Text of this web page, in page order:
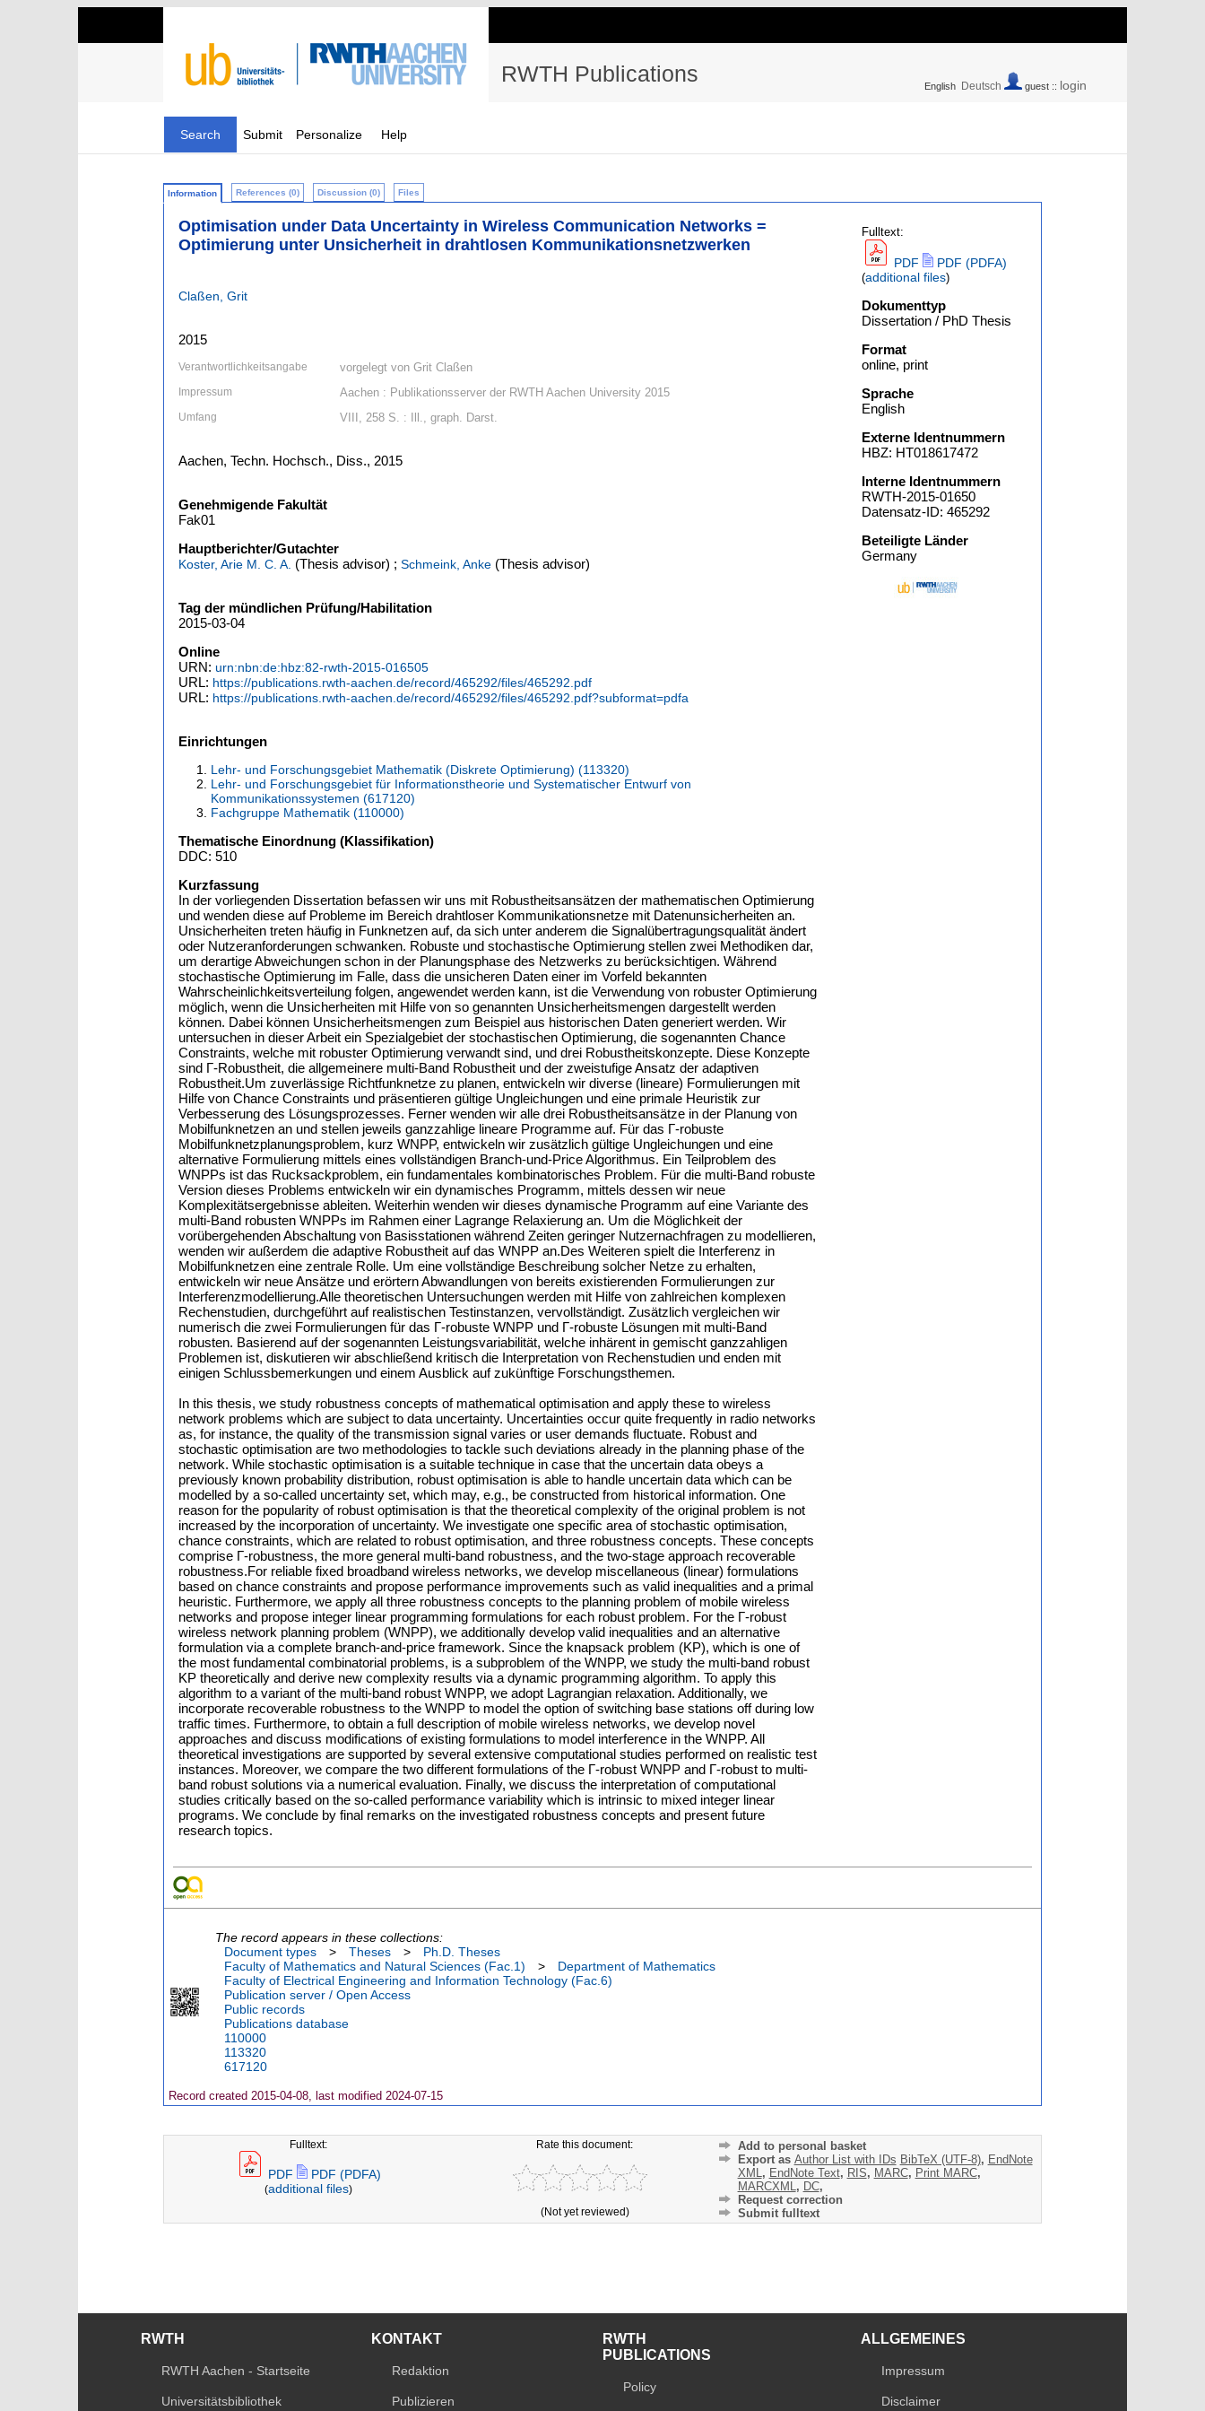
RWTH Publications English Deutsch guest :: login
Search Submit Personalize Help
Information References (0) Discussion (0) Files
Optimisation under Data Uncertainty in Wireless Communication Networks =
Optimierung unter Unsicherheit in drahtlosen Kommunikationsnetzwerken
Claßen, Grit
2015
Verantwortlichkeitsangabe vorgelegt von Grit Claßen
Impressum Aachen : Publikationsserver der RWTH Aachen University 2015
Umfang VIII, 258 S. : Ill., graph. Darst.
Aachen, Techn. Hochsch., Diss., 2015
Genehmigende Fakultät
Fak01
Hauptberichter/Gutachter
Koster, Arie M. C. A. (Thesis advisor) ; Schmeink, Anke (Thesis advisor)
Tag der mündlichen Prüfung/Habilitation
2015-03-04
Online
URN: urn:nbn:de:hbz:82-rwth-2015-016505
URL: https://publications.rwth-aachen.de/record/465292/files/465292.pdf
URL: https://publications.rwth-aachen.de/record/465292/files/465292.pdf?subformat=pdfa
Einrichtungen
Lehr- und Forschungsgebiet Mathematik (Diskrete Optimierung) (113320)
Lehr- und Forschungsgebiet für Informationstheorie und Systematischer Entwurf von
Kommunikationssystemen (617120)
Fachgruppe Mathematik (110000)
Thematische Einordnung (Klassifikation)
DDC: 510
Kurzfassung
In der vorliegenden Dissertation befassen wir uns mit Robustheitsansätzen der mathematischen Optimierung
und wenden diese auf Probleme im Bereich drahtloser Kommunikationsnetze mit Datenunsicherheiten an.
Unsicherheiten treten häufig in Funknetzen auf, da sich unter anderem die Signalübertragungsqualität ändert
oder Nutzeranforderungen schwanken. Robuste und stochastische Optimierung stellen zwei Methodiken dar,
um derartige Abweichungen schon in der Planungsphase des Netzwerks zu berücksichtigen. Während
stochastische Optimierung im Falle, dass die unsicheren Daten einer im Vorfeld bekannten
Wahrscheinlichkeitsverteilung folgen, angewendet werden kann, ist die Verwendung von robuster Optimierung
möglich, wenn die Unsicherheiten mit Hilfe von so genannten Unsicherheitsmengen dargestellt werden
können. Dabei können Unsicherheitsmengen zum Beispiel aus historischen Daten generiert werden. Wir
untersuchen in dieser Arbeit ein Spezialgebiet der stochastischen Optimierung, die sogenannten Chance
Constraints, welche mit robuster Optimierung verwandt sind, und drei Robustheitskonzepte. Diese Konzepte
sind Γ-Robustheit, die allgemeinere multi-Band Robustheit und der zweistufige Ansatz der adaptiven
Robustheit.Um zuverlässige Richtfunknetze zu planen, entwickeln wir diverse (lineare) Formulierungen mit
Hilfe von Chance Constraints und präsentieren gültige Ungleichungen und eine primale Heuristik zur
Verbesserung des Lösungsprozesses. Ferner wenden wir alle drei Robustheitsansätze in der Planung von
Mobilfunknetzen an und stellen jeweils ganzzahlige lineare Programme auf. Für das Γ-robuste
Mobilfunknetzplanungsproblem, kurz WNPP, entwickeln wir zusätzlich gültige Ungleichungen und eine
alternative Formulierung mittels eines vollständigen Branch-und-Price Algorithmus. Ein Teilproblem des
WNPPs ist das Rucksackproblem, ein fundamentales kombinatorisches Problem. Für die multi-Band robuste
Version dieses Problems entwickeln wir ein dynamisches Programm, mittels dessen wir neue
Komplexitätsergebnisse ableiten. Weiterhin wenden wir dieses dynamische Programm auf eine Variante des
multi-Band robusten WNPPs im Rahmen einer Lagrange Relaxierung an. Um die Möglichkeit der
vorübergehenden Abschaltung von Basisstationen während Zeiten geringer Nutzernachfragen zu modellieren,
wenden wir außerdem die adaptive Robustheit auf das WNPP an.Des Weiteren spielt die Interferenz in
Mobilfunknetzen eine zentrale Rolle. Um eine vollständige Beschreibung solcher Netze zu erhalten,
entwickeln wir neue Ansätze und erörtern Abwandlungen von bereits existierenden Formulierungen zur
Interferenzmodellierung.Alle theoretischen Untersuchungen werden mit Hilfe von zahlreichen komplexen
Rechenstudien, durchgeführt auf realistischen Testinstanzen, vervollständigt. Zusätzlich vergleichen wir
numerisch die zwei Formulierungen für das Γ-robuste WNPP und Γ-robuste Lösungen mit multi-Band
robusten. Basierend auf der sogenannten Leistungsvariabilität, welche inhärent in gemischt ganzzahligen
Problemen ist, diskutieren wir abschließend kritisch die Interpretation von Rechenstudien und enden mit
einigen Schlussbemerkungen und einem Ausblick auf zukünftige Forschungsthemen.
In this thesis, we study robustness concepts of mathematical optimisation and apply these to wireless
network problems which are subject to data uncertainty. Uncertainties occur quite frequently in radio networks
as, for instance, the quality of the transmission signal varies or user demands fluctuate. Robust and
stochastic optimisation are two methodologies to tackle such deviations already in the planning phase of the
network. While stochastic optimisation is a suitable technique in case that the uncertain data obeys a
previously known probability distribution, robust optimisation is able to handle uncertain data which can be
modelled by a so-called uncertainty set, which may, e.g., be constructed from historical information. One
reason for the popularity of robust optimisation is that the theoretical complexity of the original problem is not
increased by the incorporation of uncertainty. We investigate one specific area of stochastic optimisation,
chance constraints, which are related to robust optimisation, and three robustness concepts. These concepts
comprise Γ-robustness, the more general multi-band robustness, and the two-stage approach recoverable
robustness.For reliable fixed broadband wireless networks, we develop miscellaneous (linear) formulations
based on chance constraints and propose performance improvements such as valid inequalities and a primal
heuristic. Furthermore, we apply all three robustness concepts to the planning problem of mobile wireless
networks and propose integer linear programming formulations for each robust problem. For the Γ-robust
wireless network planning problem (WNPP), we additionally develop valid inequalities and an alternative
formulation via a complete branch-and-price framework. Since the knapsack problem (KP), which is one of
the most fundamental combinatorial problems, is a subproblem of the WNPP, we study the multi-band robust
KP theoretically and derive new complexity results via a dynamic programming algorithm. To apply this
algorithm to a variant of the multi-band robust WNPP, we adopt Lagrangian relaxation. Additionally, we
incorporate recoverable robustness to the WNPP to model the option of switching base stations off during low
traffic times. Furthermore, to obtain a full description of mobile wireless networks, we develop novel
approaches and discuss modifications of existing formulations to model interference in the WNPP. All
theoretical investigations are supported by several extensive computational studies performed on realistic test
instances. Moreover, we compare the two different formulations of the Γ-robust WNPP and Γ-robust to multi-
band robust solutions via a numerical evaluation. Finally, we discuss the interpretation of computational
studies critically based on the so-called performance variability which is intrinsic to mixed integer linear
programs. We conclude by final remarks on the investigated robustness concepts and present future
research topics.
Fulltext:
PDF PDF (PDFA)
(additional files)
Dokumenttyp
Dissertation / PhD Thesis
Format
online, print
Sprache
English
Externe Identnummern
HBZ: HT018617472
Interne Identnummern
RWTH-2015-01650
Datensatz-ID: 465292
Beteiligte Länder
Germany
The record appears in these collections:
Document types
> Theses >
Ph.D. Theses
Faculty of Mathematics and Natural Sciences (Fac.1)
>
Department of Mathematics
Faculty of Electrical Engineering and Information Technology (Fac.6)
Publication server / Open Access
Public records
Publications database
110000
113320
617120
Record created 2015-04-08, last modified 2024-07-15
Fulltext:
PDF PDF (PDFA)
(additional files)
Rate this document:
(Not yet reviewed)
Add to personal basket
Export as Author List with IDs BibTeX (UTF-8), EndNote
XML , EndNote Text, RIS, MARC, Print MARC,
MARCXML , DC,
Request correction
Submit fulltext
RWTH
RWTH Aachen - Startseite
Universitätsbibliothek
KONTAKT
Redaktion
Publizieren
RWTH
PUBLICATIONS
Policy
ALLGEMEINES
Impressum
Disclaimer